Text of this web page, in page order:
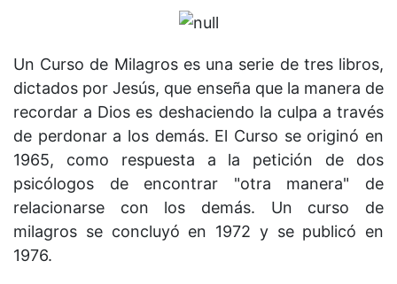
Un Curso de Milagros es una serie de tres libros,
dictados por Jesús, que enseña que la manera de
recordar a Dios es deshaciendo la culpa a través
de perdonar a los demás. El Curso se originó en
1965, como respuesta a la petición de dos
psicólogos de encontrar "otra manera" de
relacionarse con los demás. Un curso de
milagros se concluyó en 1972 y se publicó en
1976.